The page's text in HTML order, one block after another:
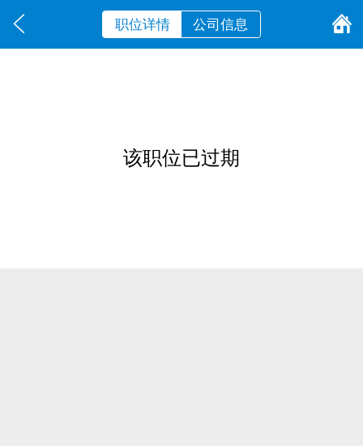
职位详情 公司信息
该职位已过期